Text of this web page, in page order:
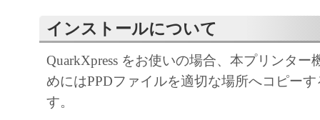
た「指定機器」にネットワークを通じて接
「本ソフトウェア」を使用させることがで
るコンピューターの使用者に本契約書上の
を遵守させるとともに、その履行に関し全
インストールについて
QuarkXpress をお使いの場合、本プリンター
めにはPPDファイルを適切な場所へコピー
す。